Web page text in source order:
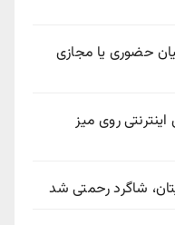
حضوری یا مجازی
روی میز
شاگرد رحمتی شد